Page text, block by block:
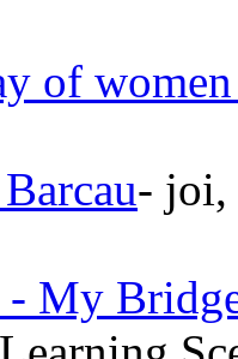
of
- joi,
My